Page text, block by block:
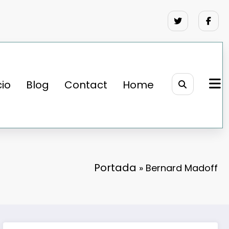
Blog Contact Home
Portada » Bernard Madoff